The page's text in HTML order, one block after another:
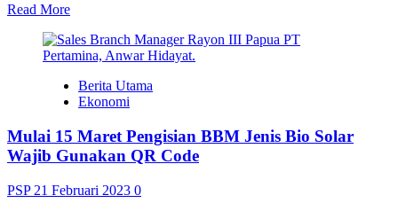
Read MoreRead
about
<strong>Gelar
Dengan
Komisi
Pengusaha
Cakar
Bongkar
Minta
Kebijaksanaan</strong>
Berita Utama
Ekonomi
Mulai 15 Maret Pengisian BBM Jenis Bio Solar
Wajib Gunakan QR Code
PSP 21 Februari 2023 0